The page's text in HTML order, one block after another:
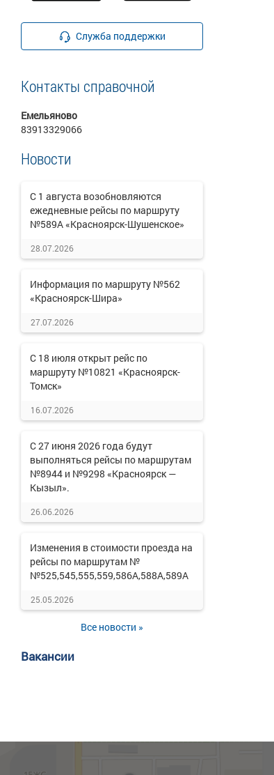
Служба поддержки
Контакты справочной
Емельяново
83913329066
Новости
С 1 августа возобновляются
ежедневные рейсы по маршруту
№589А «Красноярск-Шушенское»
28.07.2026
Информация по маршруту №562
«Красноярск-Шира»
27.07.2026
С 18 июля открыт рейс по
маршруту №10821 «Красноярск-
Томск»
16.07.2026
С 27 июня 2026 года будут
выполняться рейсы по маршрутам
№8944 и №9298 «Красноярск —
Кызыл».
26.06.2026
Изменения в стоимости проезда на
рейсы по маршрутам №
№525,545,555,559,586А,588А,589А
25.05.2026
Все новости »
Вакансии